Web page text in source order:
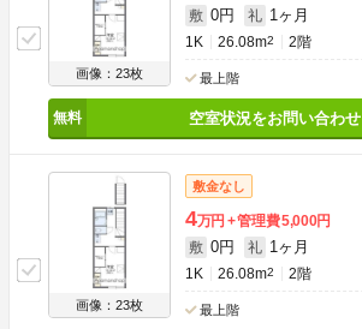
画像：23枚
敷 0円 礼 1ヶ月
1K 26.08m2 2階
最上階
空室状況をお問い合わせ
画像：23枚
敷金なし
4万円 管理費5,000円
敷 0円 礼 1ヶ月
1K 26.08m2 2階
最上階